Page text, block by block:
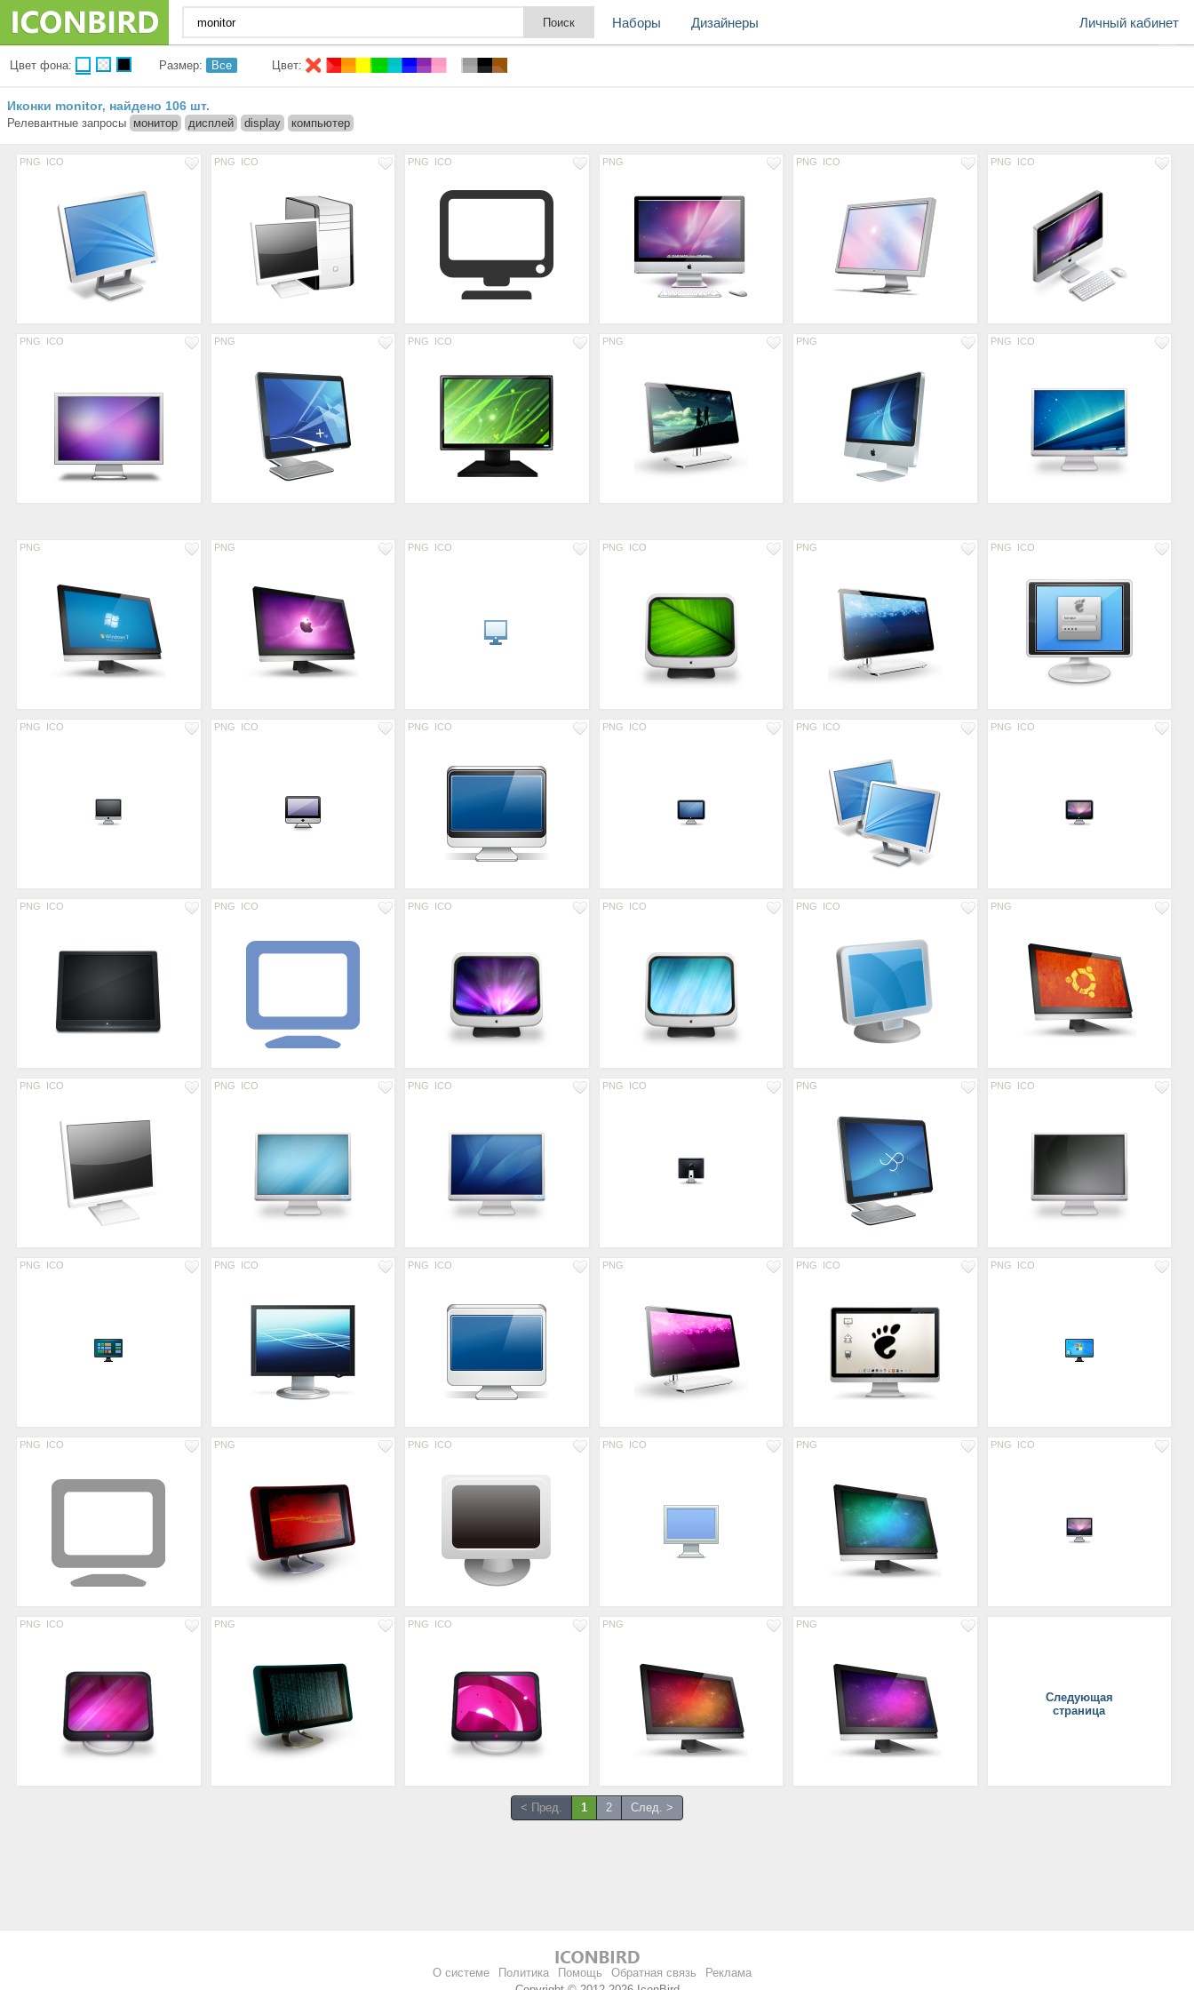
Личный кабинет
Наборы Дизайнеры
Цвет фона: Размер: Все Цвет:
Иконки monitor, найдено 106 шт.
Релевантные запросы монитор дисплей display компьютер
PNG ICO PNG ICO PNG ICO PNG PNG ICO PNG ICO
PNG ICO PNG PNG ICO PNG PNG PNG ICO
PNG PNG PNG ICO PNG ICO PNG PNG ICO
PNG ICO PNG ICO PNG ICO PNG ICO PNG ICO PNG ICO
PNG ICO PNG ICO PNG ICO PNG ICO PNG ICO PNG
PNG ICO PNG ICO PNG ICO PNG ICO PNG PNG ICO
PNG ICO PNG ICO PNG ICO PNG PNG ICO PNG ICO
PNG ICO PNG PNG ICO PNG ICO PNG PNG ICO
PNG ICO PNG PNG ICO PNG PNG
Следующая
страница
< Пред. 1 2 След. >
О системе Политика Помощь Обратная связь
Реклама